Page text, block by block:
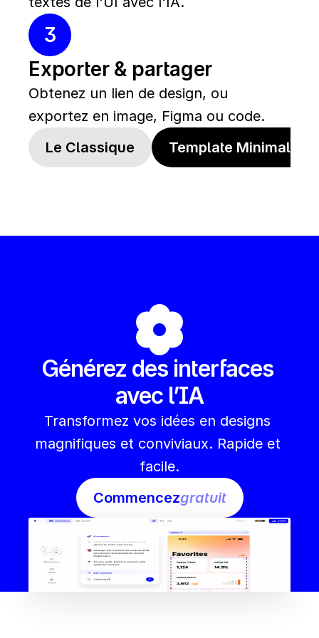
3
Exporter & partager
Obtenez un lien de design, ou
exportez en image, Figma ou code.
Le Classique
Template Minimaliste
Générez des interfaces
avec l’IA
Transformez vos idées en designs
magnifiques et conviviaux. Rapide et
facile.
Commencezgratuit